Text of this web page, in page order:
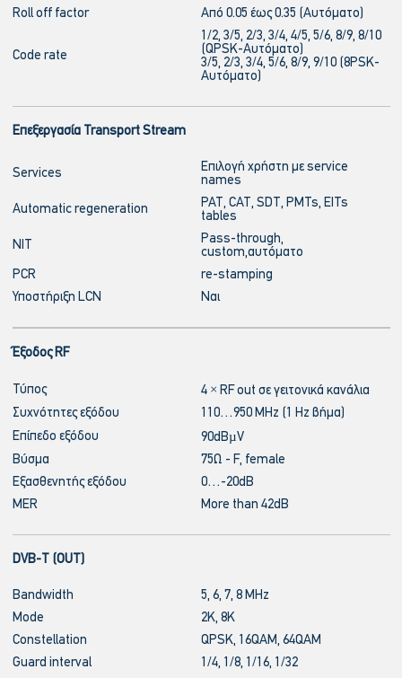
Roll off factor
Από 0.05 έως 0.35 (Αυτόματο)
Code rate
1/2, 3/5, 2/3, 3/4, 4/5, 5/6, 8/9, 8/10
(QPSK-Αυτόματο)
3/5, 2/3, 3/4, 5/6, 8/9, 9/10 (8PSK-
Αυτόματο)
Επεξεργασία Transport Stream
Services
Επιλογή χρήστη με service
names
Automatic regeneration
PAT, CAT, SDT, PMTs, EITs
tables
NIT
Pass-through,
custom,αυτόματο
PCR
re-stamping
Υποστήριξη LCN
Ναι
Έξοδος RF
Τύπος
4 × RF out σε γειτονικά κανάλια
Συχνότητες εξόδου
110…950 MHz (1 Hz βήμα)
Επίπεδο εξόδου
90dBµV
Βύσμα
75Ω - F, female
Εξασθενητής εξόδου
0…-20dB
MER
More than 42dB
DVB-T (OUT)
Bandwidth
5, 6, 7, 8 MHz
Mode
2K, 8K
Constellation
QPSK, 16QAM, 64QAM
Guard interval
1/4, 1/8, 1/16, 1/32